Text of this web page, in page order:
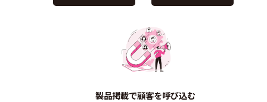
製品掲載で顧客を呼び込む